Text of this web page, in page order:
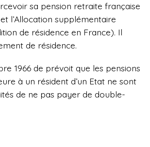
sa pension retraite française
l’Allocation supplémentaire
de résidence en France). Il
de résidence.
1966 de prévoit que les pensions
à un résident d’un Etat ne sont
de ne pas payer de double-